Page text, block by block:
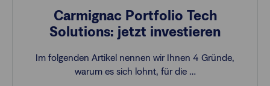
Carmignac Portfolio Tech
Solutions: jetzt investieren
Im folgenden Artikel nennen wir Ihnen 4 Gründe,
warum es sich lohnt, für die …